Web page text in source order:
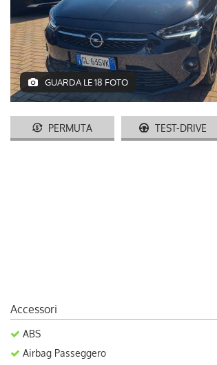
AUTO USATE
ACQUISTIAMO USATO
ASSISTENZA
CONTATTI
GUARDA LE 18 FOTO
PERMUTA TEST-DRIVE
Accessori
ABS
Airbag Passeggero